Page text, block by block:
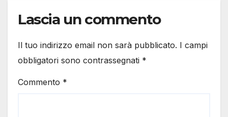
Lascia un commento
Il tuo indirizzo email non sarà pubblicato. I campi
obbligatori sono contrassegnati *
Commento *